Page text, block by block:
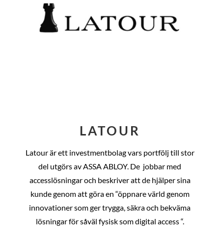
LATOUR
Latour är ett investmentbolag vars portfölj till stor
del utgörs av ASSA ABLOY. De jobbar med
accesslösningar och beskriver att de hjälper sina
kunde genom att göra en “öppnare värld genom
innovationer som ger trygga, säkra och bekväma
lösningar för såväl fysisk som digital access “.